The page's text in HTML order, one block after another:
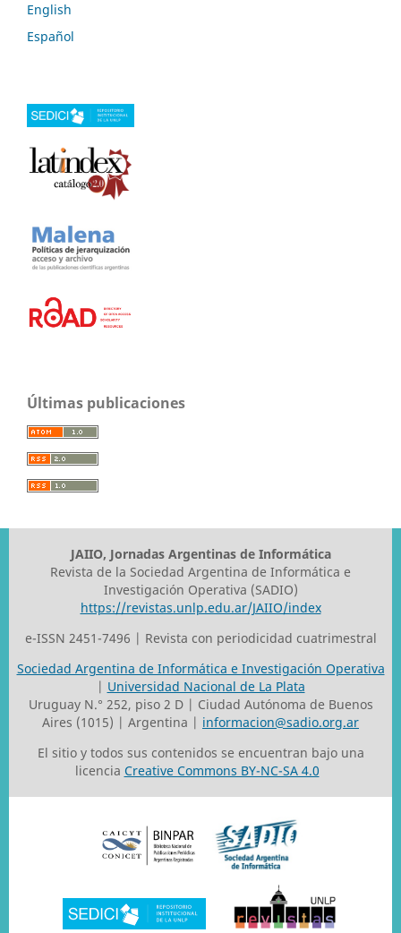
English
Español
Últimas publicaciones
JAIIO, Jornadas Argentinas de Informática
Revista de la Sociedad Argentina de Informática e
Investigación Operativa (SADIO)
https://revistas.unlp.edu.ar/JAIIO/index
e-ISSN 2451-7496 | Revista con periodicidad cuatrimestral
Sociedad Argentina de Informática e Investigación Operativa
| Universidad Nacional de La Plata
Uruguay N.° 252, piso 2 D | Ciudad Autónoma de Buenos
Aires (1015) | Argentina | informacion@sadio.org.ar
El sitio y todos sus contenidos se encuentran bajo una
licencia Creative Commons BY-NC-SA 4.0